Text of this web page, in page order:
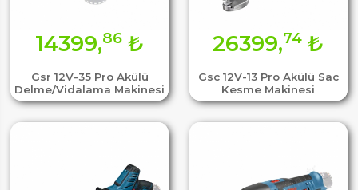
Gsr 12V-35 Pro Akülü
Delme/Vidalama Makinesi
14399,86 ₺
Gsc 12V-13 Pro Akülü Sac
Kesme Makinesi
26399,74 ₺